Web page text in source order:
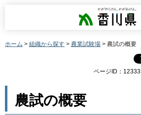
香川県
ホーム > 組織から探す > 農業試験場 > 農試の概要
ページID：12333
農試の概要